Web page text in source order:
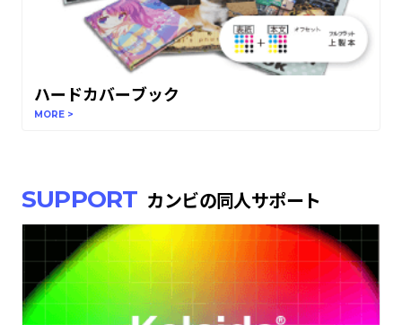
ハードカバーブック
MORE >
SUPPORT カンビの同人サポート